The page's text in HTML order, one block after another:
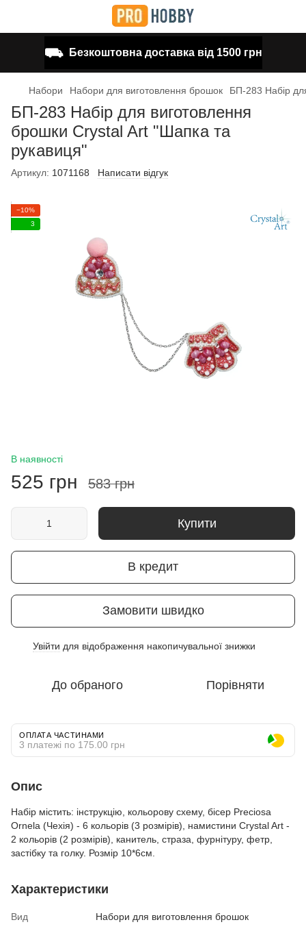
⛟ Безкоштовна доставка від 1500 грн
Набори Набори для виготовлення брошок БП-283 Набір
БП-283 Набір для виготовлення
брошки Crystal Art "Шапка та
рукавиця"
Артикул: 1071168 Написати відгук
−10%
3
В наявності
525 грн 583 грн
Купити
В кредит
Замовити швидко
Увійти для відображення накопичувальної знижки
До обраного Порівняти
ОПЛАТА ЧАСТИНАМИ
3 платежі по 175.00 грн
Опис
Набір містить: інструкцію, кольорову схему, бісер Preciosa
Ornela (Чехія) - 6 кольорів (3 розмірів), намистини Crystal Art -
2 кольорів (2 розмірів), канитель, страза, фурнітуру, фетр,
застібку та голку. Розмір 10*6см.
Характеристики
Вид
Набори для виготовлення брошок